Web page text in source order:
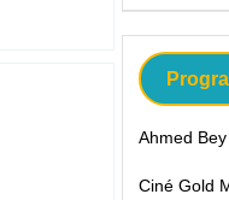
Ahmed
Ciné Gold